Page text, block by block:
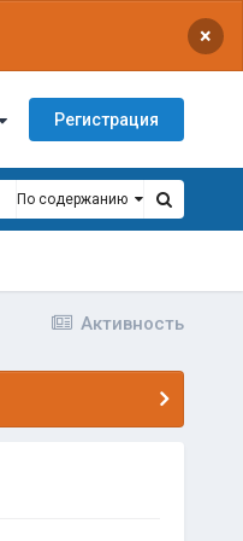
×
Регистрация
По содержанию
Активность